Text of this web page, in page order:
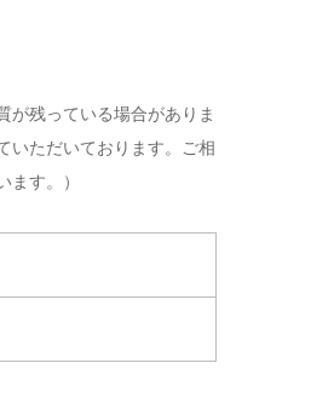
が残っている場合がありま
いただいております。ご相
す。）